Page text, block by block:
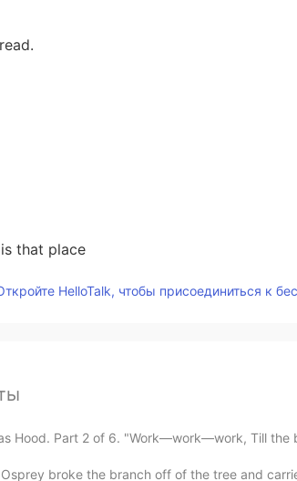
that place
HelloTalk, чтобы присоединиться к
Hood. Part 2 of 6. "Work—work—work, Till the
broke the branch off of the tree and